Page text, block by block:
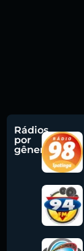
Rádios
por
gênero